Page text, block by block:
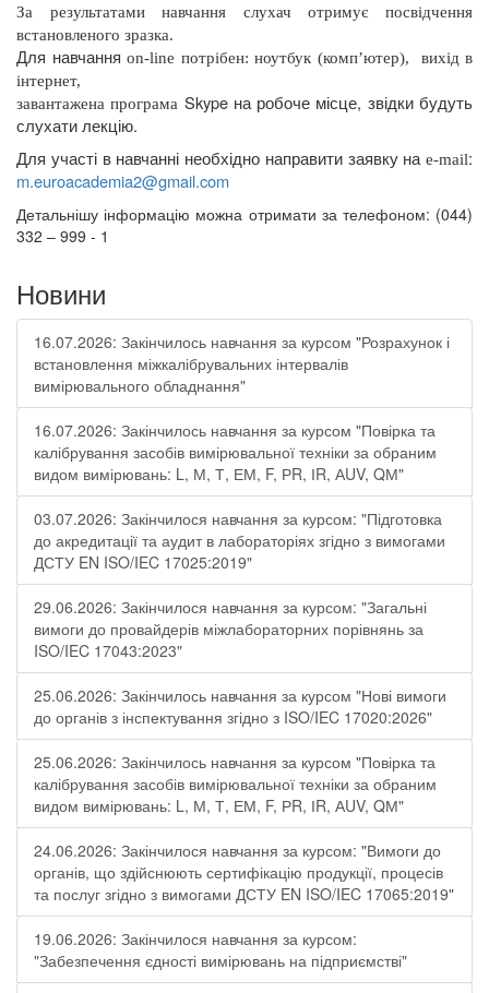
За результатами навчання слухач отримує посвідчення
встановленого зразка.
Для навчання on-line потрібен: ноутбук (комп’ютер),
вихід в
інтернет,
завантажена програма Skypeна робоче місце, звідки будуть
слухати лекцію.
Для участі в навчанні необхідно направити заявку на e-mail:
m.euroacademia2@gmail.com
Детальнішу інформацію можна отримати за телефоном: (044)
332 – 999 - 1
Новини
16.07.2026: Закінчилось навчання за курсом "Розрахунок і
встановлення міжкалібрувальних інтервалів
вимірювального обладнання"
16.07.2026: Закінчилось навчання за курсом "Повірка та
калібрування засобів вимірювальної техніки за обраним
видом вимірювань: L, М, Т, ЕМ, F, РR, ІR, АUV, QМ"
03.07.2026: Закінчилося навчання за курсом: "Підготовка
до акредитації та аудит в лабораторіях згідно з вимогами
ДСТУ EN ISO/IEC 17025:2019"
29.06.2026: Закінчилося навчання за курсом: "Загальні
вимоги до провайдерів міжлабораторних порівнянь за
ISO/IEC 17043:2023"
25.06.2026: Закінчилось навчання за курсом "Нові вимоги
до органів з інспектування згідно з ISO/IEC 17020:2026"
25.06.2026: Закінчилось навчання за курсом "Повірка та
калібрування засобів вимірювальної техніки за обраним
видом вимірювань: L, М, Т, ЕМ, F, РR, ІR, АUV, QМ"
24.06.2026: Закінчилося навчання за курсом: "Вимоги до
органів, що здійснюють сертифікацію продукції, процесів
та послуг згідно з вимогами ДСТУ EN ISO/IEC 17065:2019"
19.06.2026: Закінчилося навчання за курсом:
"Забезпечення єдності вимірювань на підприємстві"